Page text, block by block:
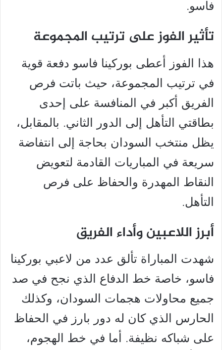
فاسو.
تأثير الفوز على ترتيب المجموعة
هذا الفوز أعطى بوركينا فاسو دفعة قوية
في ترتيب المجموعة، حيث باتت فرص
الفريق أكبر في المنافسة على إحدى
بطاقتي التأهل إلى الدور الثاني. بالمقابل،
يظل منتخب السودان بحاجة إلى انتفاضة
سريعة في المباريات القادمة لتعويض
النقاط المهدرة والحفاظ على فرص
التأهل.
أبرز اللاعبين وأداء الفريق
شهدت المباراة تألق عدد من لاعبي بوركينا
فاسو، خاصة خط الدفاع الذي نجح في صد
جميع محاولات هجمات السودان، وكذلك
الحارس الذي كان له دور بارز في الحفاظ
على شباكه نظيفة. أما في خط الهجوم،